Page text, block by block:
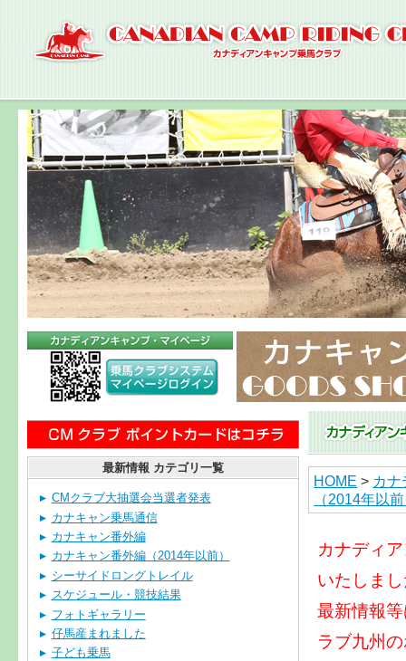
HOME > カ
（2014年以
カナディ
いたしま
最新情報
ラブ九州
最新情報 カテゴリ一覧
CMクラブ大抽選会当選者発表
カナキャン乗馬通信
カナキャン番外編
カナキャン番外編（2014年以前）
シーサイドロングトレイル
スケジュール・競技結果
フォトギャラリー
仔馬産まれました
子ども乗馬